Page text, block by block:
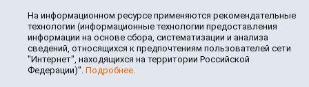
На информационном ресурсе применяются рекомендательные
технологии (информационные технологии предоставления
информации на основе сбора, систематизации и анализа
сведений, относящихся к предпочтениям пользователей сети
"Интернет", находящихся на территории Российской
Федерации)". Подробнее.